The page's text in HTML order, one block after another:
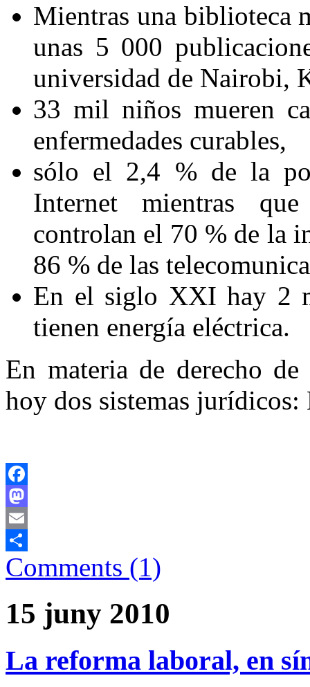
Mientras una biblioteca
unas 5 000
universidad de Nairobi,
33 mil niños mueren
enfermedades curables,
sólo el 2,4 % de la
Internet mientras
controlan el 70 % de la
86 % de las
En el siglo XXI hay 2
tienen energía eléctrica.
En materia de derecho
hoy dos sistemas
Facebook
Mastodon
Email
Comparteix
Comments (1)
15 juny 2010
La reforma laboral, en